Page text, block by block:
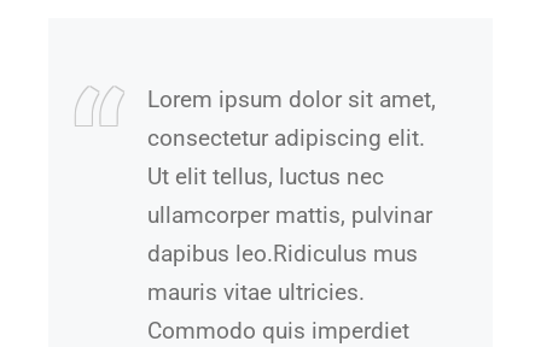
Lorem ipsum dolor sit amet,
consectetur adipiscing elit.
Ut elit tellus, luctus nec
ullamcorper mattis, pulvinar
dapibus leo.Ridiculus mus
mauris vitae ultricies.
Commodo quis imperdiet